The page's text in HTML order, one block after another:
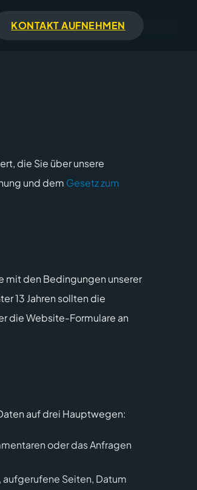
KONTAKT AUFNEHMEN
die Sie über unsere
und dem Gesetz zum
mit den Bedingungen unserer
13 Jahren sollten die
die Website-Formulare an
auf drei Hauptwegen:
oder das Anfragen
Seiten, Datum